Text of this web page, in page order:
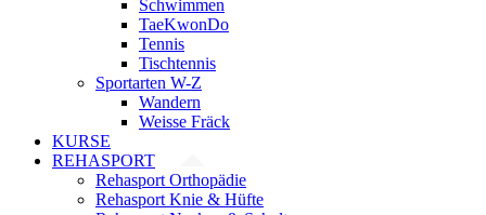
Schwimmen
TaeKwonDo
Tennis
Tischtennis
Sportarten W-Z
Wandern
Weisse Fräck
KURSE
REHASPORT
Rehasport Orthopädie
Rehasport Knie & Hüfte